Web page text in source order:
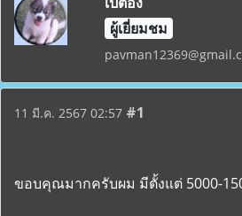
ผู้เยี่ยมชม
11 มี.ค. 2567 02:57 #1
ขอบคุณมากครับผม มีตั้งแต่ 5000-